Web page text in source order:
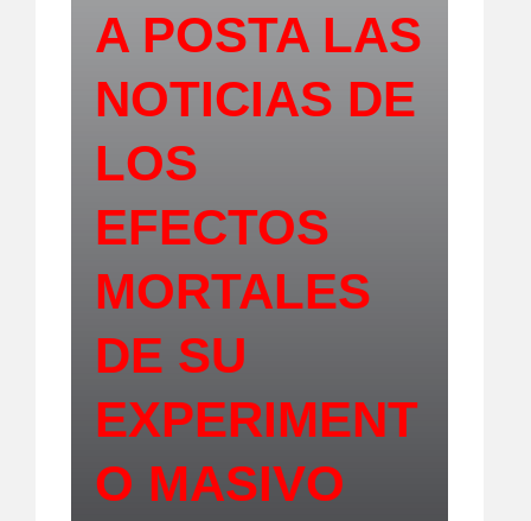
A POSTA LAS
NOTICIAS DE
LOS
EFECTOS
MORTALES
DE SU
EXPERIMENT
O MASIVO